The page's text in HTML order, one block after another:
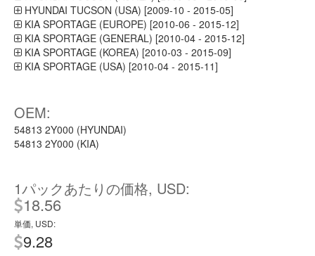
HYUNDAI TUCSON (USA) [2009-10 - 2015-05]
KIA SPORTAGE (EUROPE) [2010-06 - 2015-12]
KIA SPORTAGE (GENERAL) [2010-04 - 2015-12]
KIA SPORTAGE (KOREA) [2010-03 - 2015-09]
KIA SPORTAGE (USA) [2010-04 - 2015-11]
OEM:
54813 2Y000 (HYUNDAI)
54813 2Y000 (KIA)
1パックあたりの価格, USD:
18.56
単価, USD:
9.28